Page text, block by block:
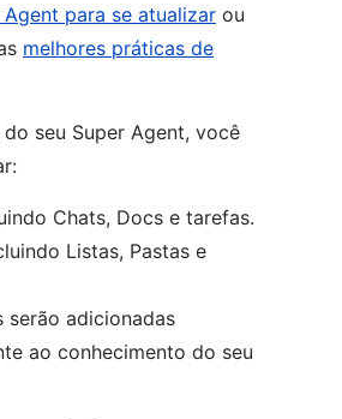
para se atualizar ou
melhores práticas de
seu Super Agent, você
Chats, Docs e tarefas.
Listas, Pastas e
serão adicionadas
ao conhecimento do seu